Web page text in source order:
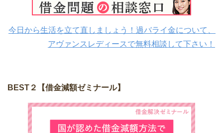
今日から生活を立て直しましょう！過バライ金について、
アヴァンスレディースで無料相談して下さい！
BEST２【借金減額ゼミナール】